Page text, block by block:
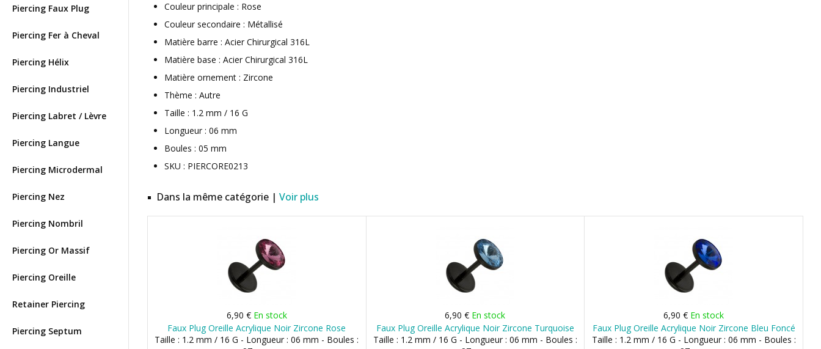
Piercing Faux Plug
Piercing Fer à Cheval
Piercing Hélix
Piercing Industriel
Piercing Labret / Lèvre
Piercing Langue
Piercing Microdermal
Piercing Nez
Piercing Nombril
Piercing Or Massif
Piercing Oreille
Retainer Piercing
Piercing Septum
Couleur principale : Rose
Couleur secondaire : Métallisé
Matière barre : Acier Chirurgical 316L
Matière base : Acier Chirurgical 316L
Matière ornement : Zircone
Thème : Autre
Taille : 1.2 mm / 16 G
Longueur : 06 mm
Boules : 05 mm
SKU : PIERCORE0213
Dans la même catégorie | Voir plus
6,90 € En stock
Faux Plug Oreille Acrylique Noir Zircone Rose
Taille : 1.2 mm / 16 G - Longueur : 06 mm - Boules :
6,90 € En stock
Faux Plug Oreille Acrylique Noir Zircone Turquoise
Taille : 1.2 mm / 16 G - Longueur : 06 mm - Boules :
6,90 € En stock
Faux Plug Oreille Acrylique Noir Zircone Bleu Foncé
Taille : 1.2 mm / 16 G - Longueur : 06 mm - Boules :